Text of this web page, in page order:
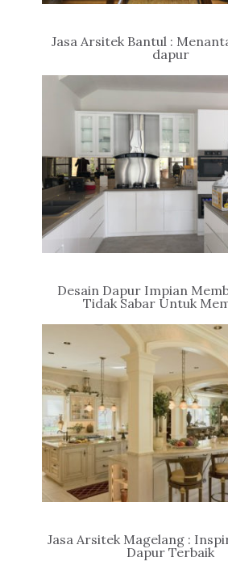
Jasa Arsitek Bantul :
dapur
Desain Dapur Impian
Tidak Sabar Untuk
Jasa Arsitek Magelang :
Dapur Terbaik